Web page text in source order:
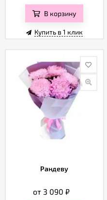
В корзину
Купить в 1 клик
Рандеву
от 3 090₽